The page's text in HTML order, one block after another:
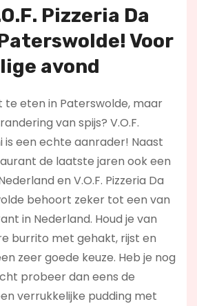
Pizzeria Da
Voor
avond
te eten in Paterswolde, maar
van spijs? V.O.F.
is een echte aanrader! Naast
de laatste jaren ook een
en V.O.F. Pizzeria Da
behoort zeker tot een van
in Nederland. Houd je van
burrito met gehakt, rijst en
zeer goede keuze. Heb je nog
probeer dan eens de
verrukkelijke pudding met